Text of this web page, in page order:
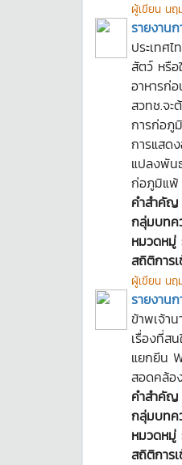
ผู้เขียน นฤ
รายงาน
ประเทศ
สัตว์ หรือ
อาหารก่
สวทช.จะ
การก่อภู
การแสด
แปลงพัน
ก่อภูมิแพ้
คำสำคัญ
กลุ่มบทค
หมวดหมู่
สถิติการ
ผู้เขียน นฤ
รายงาน
ข้าพเจ้า
เรื่องที่ส
แยกยีน
สอดคล้อ
คำสำคัญ
กลุ่มบทค
หมวดหมู่
สถิติการ